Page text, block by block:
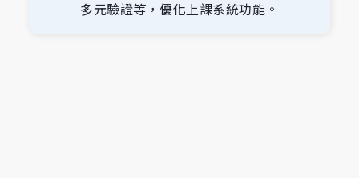
多元驗證等，優化上課系統功能。